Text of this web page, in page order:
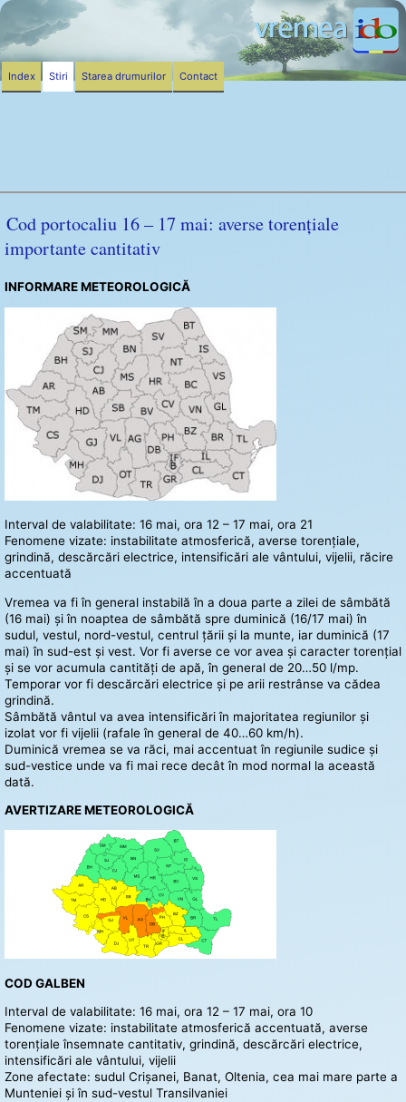
Cod portocaliu 16 – 17 mai: averse torențiale
importante cantitativ
INFORMARE METEOROLOGICĂ
Interval de valabilitate: 16 mai, ora 12 – 17 mai, ora 21
Fenomene vizate: instabilitate atmosferică, averse torențiale,
grindină, descărcări electrice, intensificări ale vântului, vijelii, răcire
accentuată
Vremea va fi în general instabilă în a doua parte a zilei de sâmbătă
(16 mai) și în noaptea de sâmbătă spre duminică (16/17 mai) în
sudul, vestul, nord-vestul, centrul țării și la munte, iar duminică (17
mai) în sud-est și vest. Vor fi averse ce vor avea și caracter torențial
și se vor acumula cantități de apă, în general de 20…50 l/mp.
Temporar vor fi descărcări electrice și pe arii restrânse va cădea
grindină.
Sâmbătă vântul va avea intensificări în majoritatea regiunilor și
izolat vor fi vijelii (rafale în general de 40…60 km/h).
Duminică vremea se va răci, mai accentuat în regiunile sudice și
sud-vestice unde va fi mai rece decât în mod normal la această
dată.
AVERTIZARE METEOROLOGICĂ
COD GALBEN
Interval de valabilitate: 16 mai, ora 12 – 17 mai, ora 10
Fenomene vizate: instabilitate atmosferică accentuată, averse
torențiale însemnate cantitativ, grindină, descărcări electrice,
intensificări ale vântului, vijelii
Zone afectate: sudul Crișanei, Banat, Oltenia, cea mai mare parte a
Munteniei și în sud-vestul Transilvaniei
Index Stiri Starea drumurilor Contact